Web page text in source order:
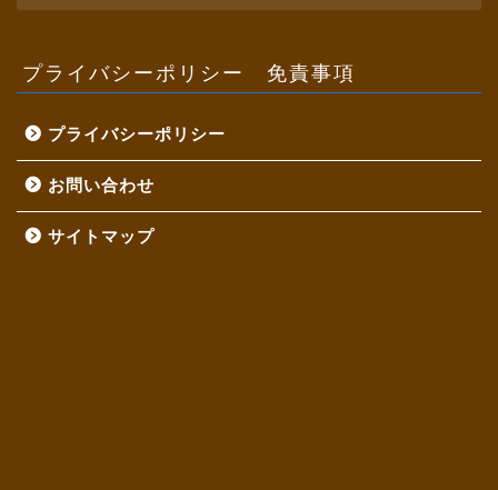
ブ
プライバシーポリシー 免責事項
プライバシーポリシー
お問い合わせ
サイトマップ